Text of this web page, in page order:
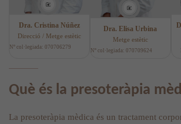
Dra. Cristina Núñez
Direcció / Metge estètic
Nº col·legiada: 070706279
Dra. Elisa Urbina
Metge estètic
Nº col·legiada: 070709624
Què és la presoteràpia
La presoteràpia mèdica és un tractament